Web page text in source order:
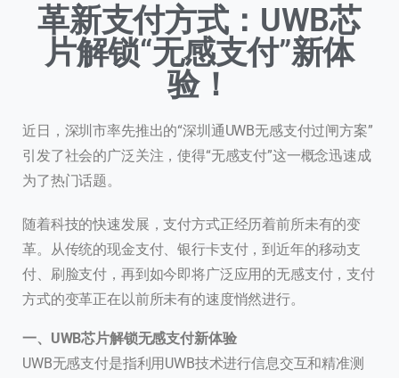
革新支付方式：UWB芯
片解锁“无感支付”新体
验！
近日，深圳市率先推出的“深圳通UWB无感支付过闸方案”
引发了社会的广泛关注，使得“无感支付”这一概念迅速成
为了热门话题。
随着科技的快速发展，支付方式正经历着前所未有的变
革。从传统的现金支付、银行卡支付，到近年的移动支
付、刷脸支付，再到如今即将广泛应用的无感支付，支付
方式的变革正在以前所未有的速度悄然进行。
一、UWB芯片解锁无感支付新体验
UWB无感支付是指利用UWB技术进行信息交互和精准测